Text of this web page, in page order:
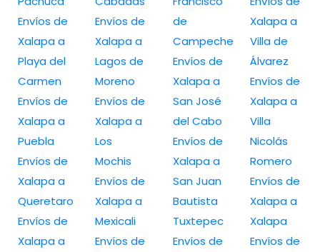
Envíos de
Xalapa a
Playa del
Carmen
Envíos de
Xalapa a
Puebla
Envíos de
Xalapa a
Queretaro
Envíos de
Xalapa a
Envíos de
Xalapa a
Lagos de
Moreno
Envíos de
Xalapa a
Los
Mochis
Envíos de
Xalapa a
Mexicali
Envíos de
de
Campeche
Envíos de
Xalapa a
San José
del Cabo
Envíos de
Xalapa a
San Juan
Bautista
Tuxtepec
Envíos de
Xalapa a
Villa de
Álvarez
Envíos de
Xalapa a
Villa
Nicolás
Romero
Envíos de
Xalapa a
Xalapa
Envíos de